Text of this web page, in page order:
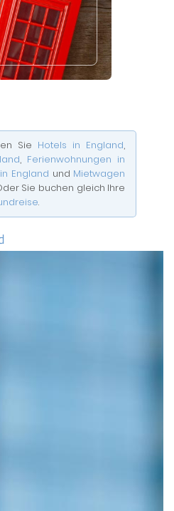
Sie Hotels in England,
, Ferienwohnungen in
England und Mietwagen
Sie buchen gleich Ihre
.